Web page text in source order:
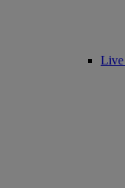
Live